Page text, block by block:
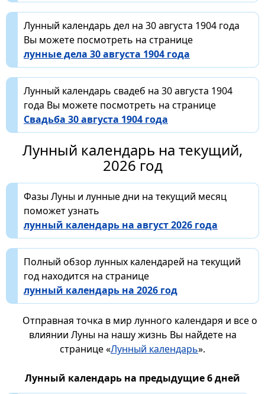
Лунный календарь дел на 30 августа 1904 года
Вы можете посмотреть на странице
лунные дела 30 августа 1904 года
Лунный календарь свадеб на 30 августа 1904
года Вы можете посмотреть на странице
Свадьба 30 августа 1904 года
Лунный календарь на текущий,
2026 год
Фазы Луны и лунные дни на текущий месяц
поможет узнать
лунный календарь на август 2026 года
Полный обзор лунных календарей на текущий
год находится на странице
лунный календарь на 2026 год
Отправная точка в мир лунного календаря и все о
влиянии Луны на нашу жизнь Вы найдете на
странице «Лунный календарь».
Лунный календарь на предыдущие 6 дней